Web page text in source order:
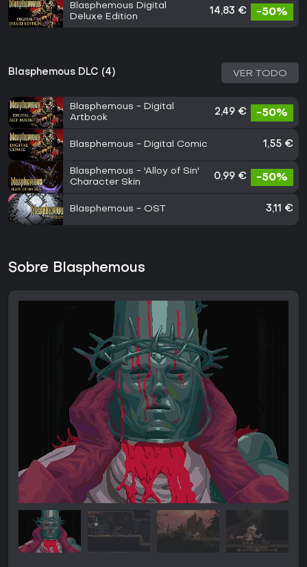
Blasphemous Digital
Deluxe Edition
14,83 € -50%
Blasphemous DLC (4) VER TODO
Blasphemous - Digital
Artbook
2,49 € -50%
Blasphemous - Digital Comic 1,55 €
Blasphemous - 'Alloy of Sin'
Character Skin
0,99 € -50%
Blasphemous - OST 3,11 €
Sobre Blasphemous